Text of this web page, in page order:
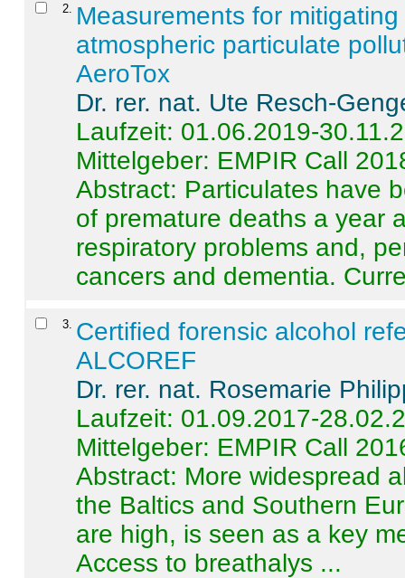
2
Measurements for
atmospheric particulate
AeroTox
Dr. rer. nat. Ute Resch-
Laufzeit: 01.06.2019-
Mittelgeber: EMPIR Call
Abstract: Particulates have
of premature deaths a year
respiratory problems and,
cancers and dementia.
3 Certified forensic alcohol
ALCOREF
Dr. rer. nat. Rosemarie
Laufzeit: 01.09.2017-
Mittelgeber: EMPIR Call
Abstract: More widespread
the Baltics and Southern
are high, is seen as a key
Access to breathalys ...